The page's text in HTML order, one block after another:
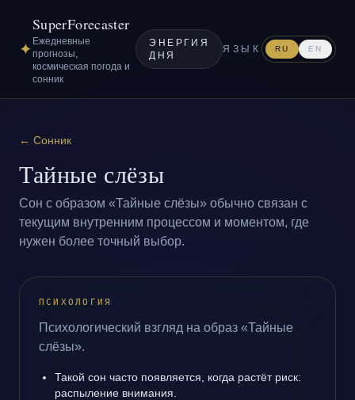
✦
SuperForecaster
Ежедневные
прогнозы,
космическая погода и
сонник
ЭНЕРГИЯ
ДНЯ
ЯЗЫК RU EN
← Сонник
Тайные слёзы
Сон с образом «Тайные слёзы» обычно связан с
текущим внутренним процессом и моментом, где
нужен более точный выбор.
ПСИХОЛОГИЯ
Психологический взгляд на образ «Тайные
слёзы».
Такой сон часто появляется, когда растёт риск:
распыление внимания.